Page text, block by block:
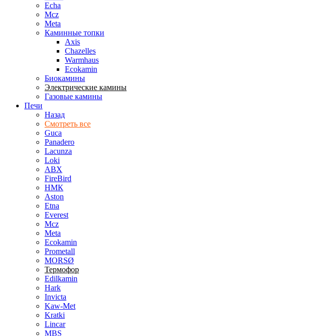
Echa
Mcz
Meta
Каминные топки
Axis
Chazelles
Warmhaus
Ecokamin
Биокамины
Электрические камины
Газовые камины
Печи
Назад
Смотреть все
Guca
Panadero
Lacunza
Loki
ABX
FireBird
НМК
Aston
Etna
Everest
Mcz
Meta
Ecokamin
Prometall
MORSØ
Термофор
Edilkamin
Hark
Invicta
Kaw-Met
Kratki
Lincar
MBS